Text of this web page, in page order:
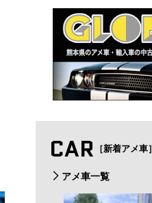
CAR ［新着アメ車］
アメ車一覧